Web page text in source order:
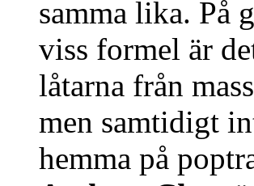
samma lika. På
viss formel är
låtarna från
men samtidigt
hemma på